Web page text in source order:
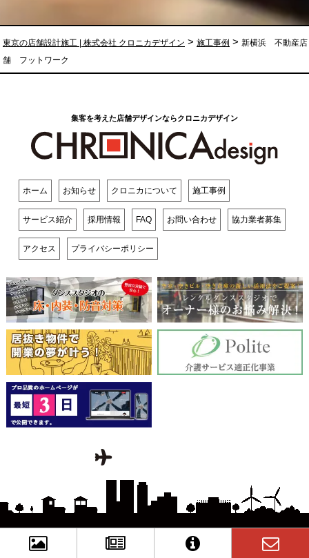
東京の店舗設計施工 | 株式会社 クロニカデザイン > 施工事例 > 新横浜 不動産店
舗 フットワーク
集客を考えた店舗デザインならクロニカデザイン
ホーム お知らせ クロニカについて 施工事例
サービス紹介 採用情報 FAQ お問い合わせ 協力業者募集
アクセス プライバシーポリシー